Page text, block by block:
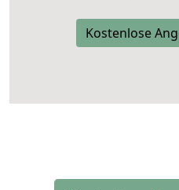
Kostenlose